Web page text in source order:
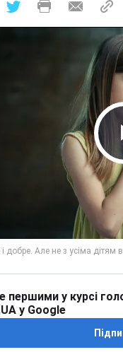
першими у курсі
у Google